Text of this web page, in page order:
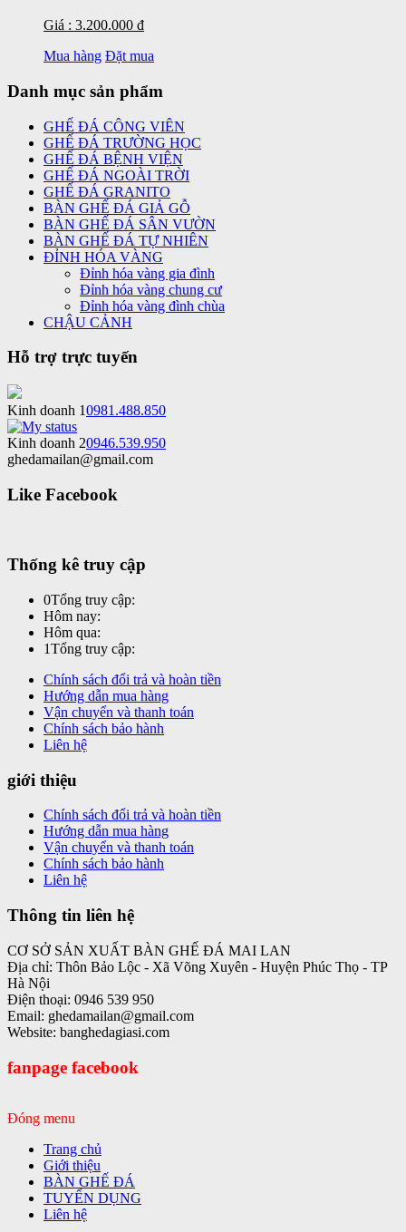
Giá : 3.200.000 đ
Mua hàng Đặt mua
Danh mục sản phẩm
GHẾ ĐÁ CÔNG VIÊN
GHẾ ĐÁ TRƯỜNG HỌC
GHẾ ĐÁ BỆNH VIỆN
GHẾ ĐÁ NGOÀI TRỜI
GHẾ ĐÁ GRANITO
BÀN GHẾ ĐÁ GIẢ GỖ
BÀN GHẾ ĐÁ SÂN VƯỜN
BÀN GHẾ ĐÁ TỰ NHIÊN
ĐỈNH HÓA VÀNG
Đỉnh hóa vàng gia đình
Đỉnh hóa vàng chung cư
Đỉnh hóa vàng đình chùa
CHẬU CẢNH
Hỗ trợ trực tuyến
Kinh doanh 10981.488.850
Kinh doanh 20946.539.950
ghedamailan@gmail.com
Like Facebook
Thống kê truy cập
0Tổng truy cập:
Hôm nay:
Hôm qua:
1Tổng truy cập:
Chính sách đổi trả và hoàn tiền
Hướng dẫn mua hàng
Vận chuyển và thanh toán
Chính sách bảo hành
Liên hệ
giới thiệu
Chính sách đổi trả và hoàn tiền
Hướng dẫn mua hàng
Vận chuyển và thanh toán
Chính sách bảo hành
Liên hệ
Thông tin liên hệ
CƠ SỞ SẢN XUẤT BÀN GHẾ ĐÁ MAI LAN
Địa chỉ: Thôn Bảo Lộc - Xã Võng Xuyên - Huyện Phúc Thọ - TP
Hà Nội
Điện thoại: 0946 539 950
Email: ghedamailan@gmail.com
Website: banghedagiasi.com
fanpage facebook
Đóng menu
Trang chủ
Giới thiệu
BÀN GHẾ ĐÁ
TUYỂN DỤNG
Liên hệ